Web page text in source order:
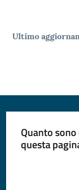
Ultimo
Quanto
questa